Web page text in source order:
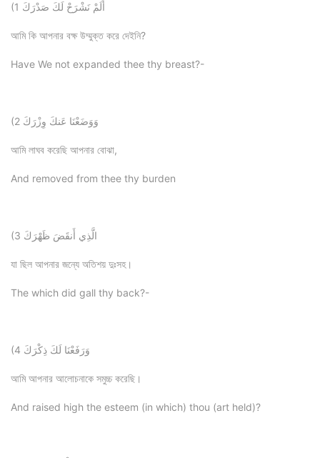
(1 أَلَمْ نَشْرَحْ لَكَ صَدْرَكَ
আমি কি আপনার বক্ষ উম্মুক্ত করে দেইনি?
Have We not expanded thee thy breast?-
(2 وَوَضَعْنَا عَنكَ وِزْرَكَ
আমি লাঘব করেছি আপনার বোঝা,
And removed from thee thy burden
(3 الَّذِي أَنقَضَ ظَهْرَكَ
যা ছিল আপনার জন্যে অতিশয় দুঃসহ।
The which did gall thy back?-
(4 وَرَفَعْنَا لَكَ ذِكْرَكَ
আমি আপনার আলোচনাকে সমুচ্চ করেছি।
And raised high the esteem (in which) thou (art held)?